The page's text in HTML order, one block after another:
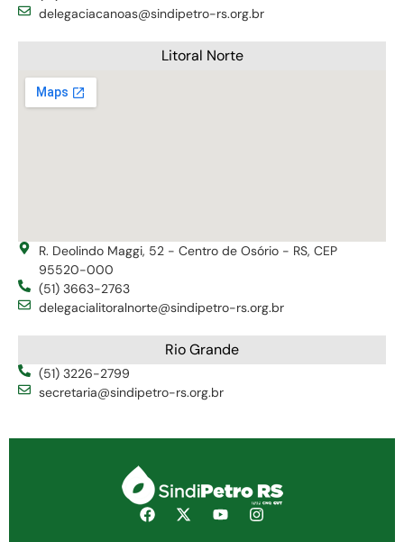
delegaciacanoas@sindipetro-rs.org.br
Litoral Norte
R. Deolindo Maggi, 52 - Centro de Osório - RS, CEP
95520-000
(51) 3663-2763
delegacialitoralnorte@sindipetro-rs.org.br
Rio Grande
(51) 3226-2799
secretaria@sindipetro-rs.org.br